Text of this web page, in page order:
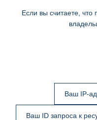
Если вы считаете,
Ваш IP-
Ваш ID запроса к